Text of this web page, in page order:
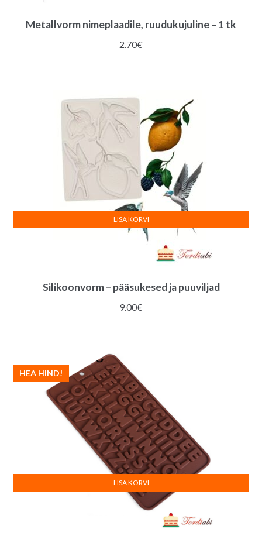
Metallvorm nimeplaadile, ruudukujuline – 1 tk
2.70€
Silikoonvorm – pääsukesed ja puuviljad
9.00€
LISA KORVI
HEA HIND!
LISA KORVI